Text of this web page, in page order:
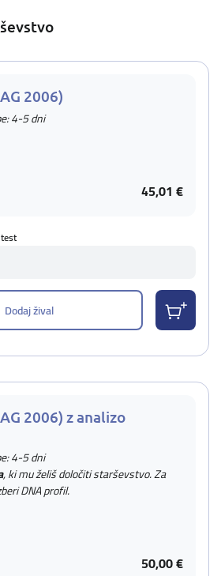
2006)
4-5 dni
45,01 €
Dodaj žival
2006) z analizo
4-5 dni
, ki mu želiš določiti starševstvo. Za
DNA profil.
50,00 €